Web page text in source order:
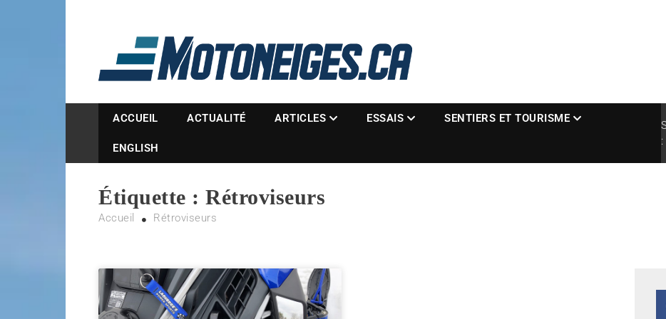
Magazine Motoneiges.ca
ACCUEIL ACTUALITÉ ARTICLES ESSAIS SENTIERS ET TOURISME
ENGLISH
:
Étiquette :Rétroviseurs
Accueil Rétroviseurs